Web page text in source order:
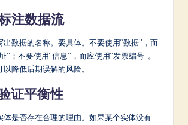
注数据流
出数据的名称。要具体。不要使用“数据”，而
”；不要使用“信息”，而应使用“发票编号”。
降低后期误解的风险。
证平衡性
体是否存在合理的理由。如果某个实体没有